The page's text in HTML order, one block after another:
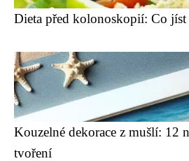
Dieta před kolonoskopií: Co jíst
Kouzelné dekorace z mušlí: 12
tvoření